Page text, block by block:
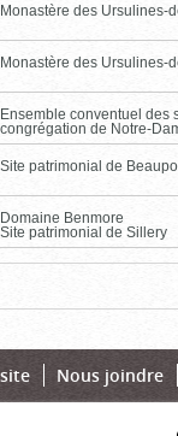
Monastère des Ursulines-
Monastère des Ursulines-
Ensemble conventuel des
congrégation de Notre-
Site patrimonial de
Domaine Benmore
Site patrimonial de Sillery
Nous joindre